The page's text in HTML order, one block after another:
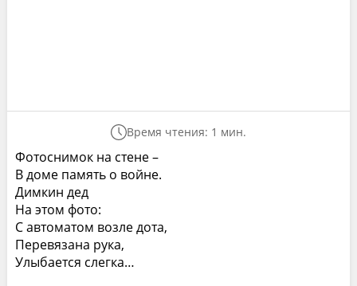
Время чтения: 1 мин.
Фотоснимок на стене –
В доме память о войне.
Димкин дед
На этом фото:
С автоматом возле дота,
Перевязана рука,
Улыбается слегка…